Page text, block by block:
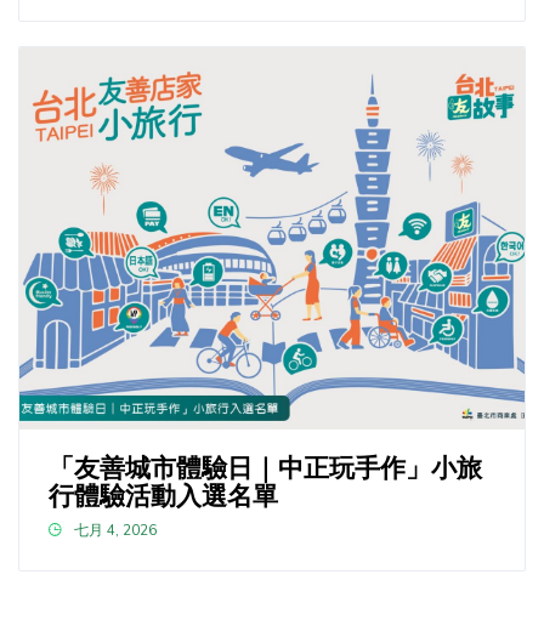
「友善城市體驗日｜中正玩手作」小旅
行體驗活動入選名單
七月 4, 2026